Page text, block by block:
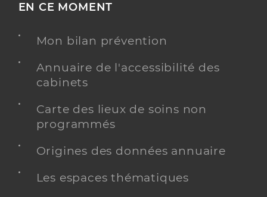
EN CE MOMENT
Mon bilan prévention
Annuaire de l'accessibilité des
cabinets
Carte des lieux de soins non
programmés
Origines des données annuaire
Les espaces thématiques